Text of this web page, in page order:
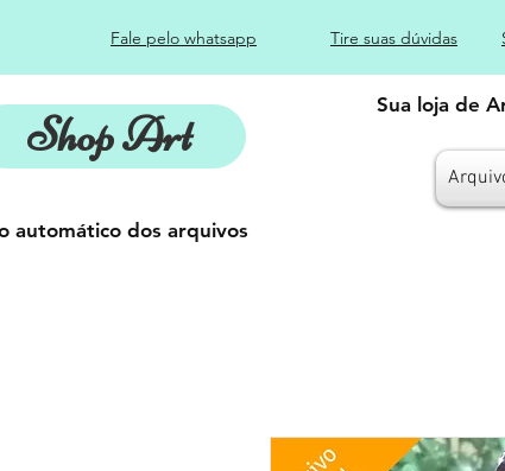
Fale pelo whatsapp Tire suas dúvidas
Shop Art
Sua loja de
automático dos arquivos